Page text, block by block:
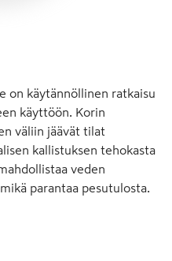
on käytännöllinen ratkaisu
käyttöön. Korin
väliin jäävät tilat
kallistuksen tehokasta
veden
parantaa pesutulosta.